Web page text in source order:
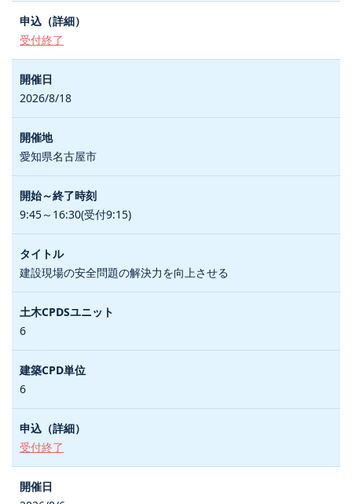
受付終了
2026/8/18
愛知県名古屋市
9:45～16:30(受付9:15)
建設現場の安全問題の解決力を向上させる
6
6
受付終了